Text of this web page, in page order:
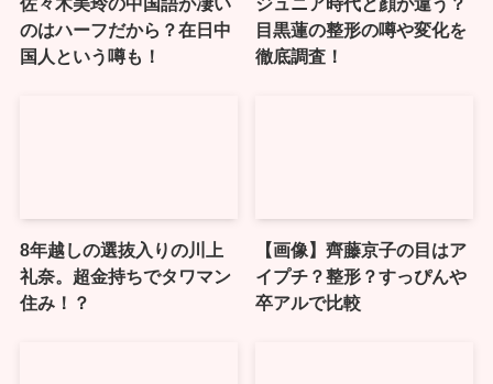
のはハーフだから？在日中
国人という噂も！
目黒蓮の整形の噂や変化を
徹底調査！
8年越しの選抜入りの川上
礼奈。超金持ちでタワマン
住み！？
【画像】齊藤京子の目はア
イプチ？整形？すっぴんや
卒アルで比較